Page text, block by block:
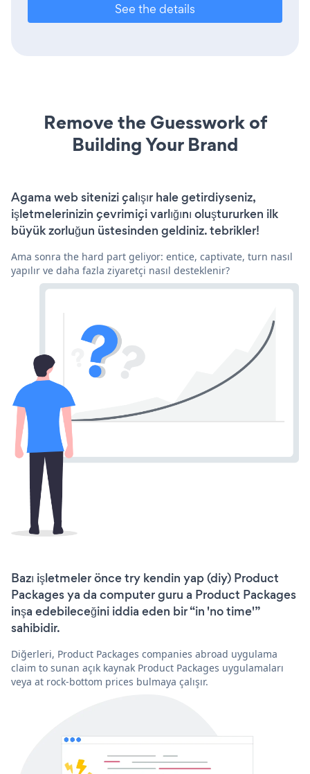
See the details
Remove the Guesswork of
Building Your Brand
Agama web sitenizi çalışır hale getirdiyseniz,
işletmelerinizin çevrimiçi varlığını oluştururken ilk
büyük zorluğun üstesinden geldiniz. tebrikler!
Ama sonra the hard part geliyor: entice, captivate, turn nasıl
yapılır ve daha fazla ziyaretçi nasıl desteklenir?
Bazı işletmeler önce try kendin yap (diy) Product
Packages ya da computer guru a Product Packages
inşa edebileceğini iddia eden bir “in 'no time'”
sahibidir.
Diğerleri, Product Packages companies abroad uygulama
claim to sunan açık kaynak Product Packages uygulamaları
veya at rock-bottom prices bulmaya çalışır.